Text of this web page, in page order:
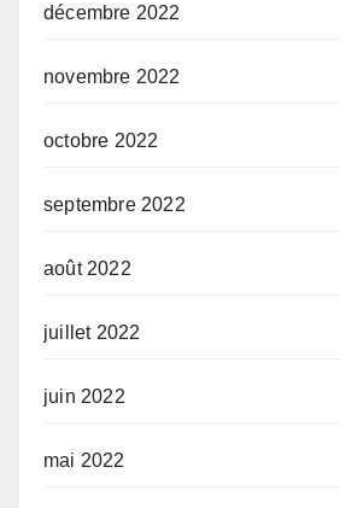
décembre 2022
novembre 2022
octobre 2022
septembre 2022
août 2022
juillet 2022
juin 2022
mai 2022